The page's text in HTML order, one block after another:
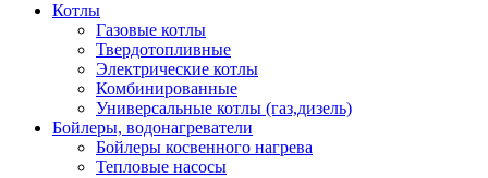
Котлы
Газовые котлы
Твердотопливные
Электрические котлы
Комбинированные
Универсальные котлы (газ,дизель)
Бойлеры, водонагреватели
Бойлеры косвенного нагрева
Тепловые насосы